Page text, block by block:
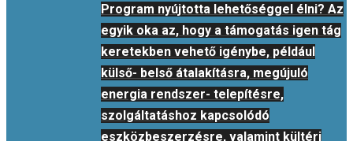
Program nyújtotta lehetőséggel élni? Az
egyik oka az, hogy a támogatás igen tág
keretekben vehető igénybe, például
külső- belső átalakításra, megújuló
energia rendszer- telepítésre,
szolgáltatáshoz kapcsolódó
eszközbeszerzésre, valamint kültéri